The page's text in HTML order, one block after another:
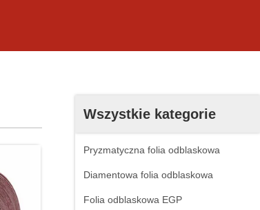
Wszystkie kategorie
Pryzmatyczna folia odblaskowa
Diamentowa folia odblaskowa
Folia odblaskowa EGP